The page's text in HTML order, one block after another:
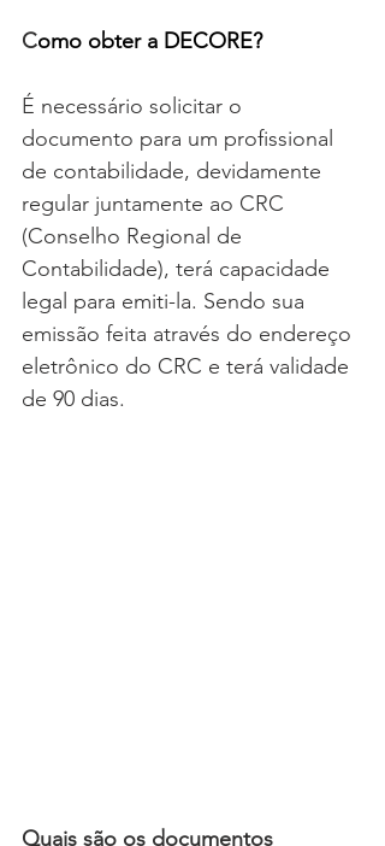
Como obter a DECORE?
É necessário solicitar o
documento para um profissional
de contabilidade, devidamente
regular juntamente ao CRC
(Conselho Regional de
Contabilidade), terá capacidade
legal para emiti-la. Sendo sua
emissão feita através do endereço
eletrônico do CRC e terá validade
de 90 dias.
Quais são os documentos